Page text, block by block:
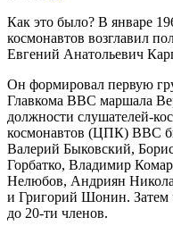
Как это было? В январе
космонавтов возглавил
Евгений Анатольевич
Он формировал первую
Главкома ВВС маршала
должности слушателей-
космонавтов (ЦПК) ВВС
Валерий Быковский,
Горбатко, Владимир
Нелюбов, Андриян
и Григорий Шонин. Затем
до 20-ти членов.